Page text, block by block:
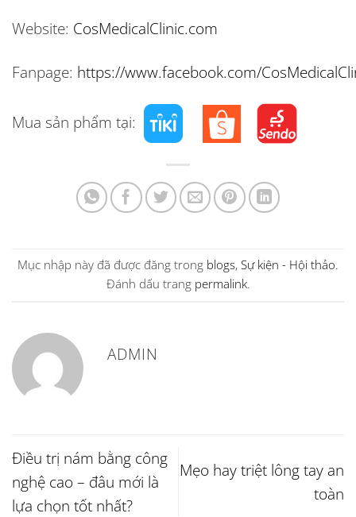
Website: CosMedicalClinic.com
Fanpage: https://www.facebook.com/
Mua sản phẩm tại:
Mục nhập này đã được đăng trong blogs,Sự kiện - Hội thảo.
Đánh dấu trang permalink.
ADMIN
Điều trị nám bằng công
nghệ cao – đâu mới là
lựa chọn tốt nhất?
Mẹo hay triệt lông tay an
toàn